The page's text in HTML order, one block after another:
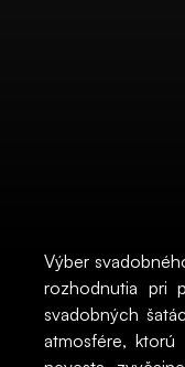
Výber
rozhodnutia pri
svadobných
atmosfére, ktorú